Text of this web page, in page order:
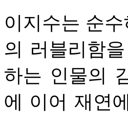
이지수는 순
의 러블리함
하는 인물의
에 이어 재연